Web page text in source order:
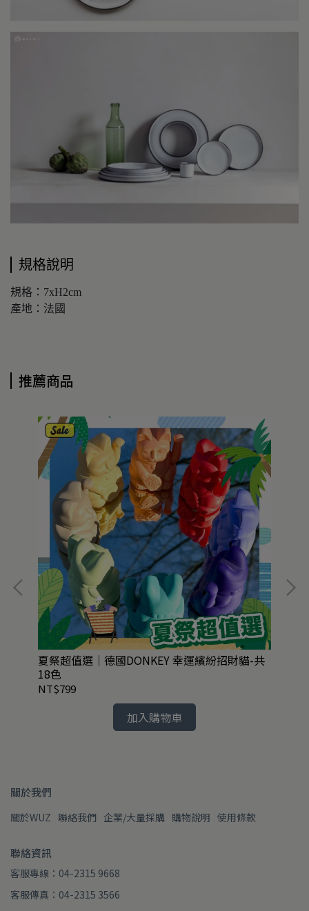
規格說明
規格：7xH2cm
產地：法國
推薦商品
夏祭超值選｜德國DONKEY 幸運繽紛招財貓-共
18色
NT$799
加入購物車
關於我們
關於WUZ 聯絡我們 企業/大量採購 購物說明 使用條款
聯絡資訊
客服專線：04-2315 9668
客服傳真：04-2315 3566